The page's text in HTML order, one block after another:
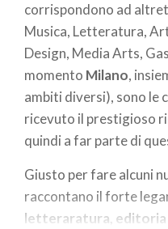
corrispondono ad
Musica, Letteratura,
Design, Media Arts,
momento Milano,
ambiti diversi), sono le
ricevuto il prestigioso
quindi a far parte di
Giusto per fare alcuni
raccontano il forte
letteraratura, editoria